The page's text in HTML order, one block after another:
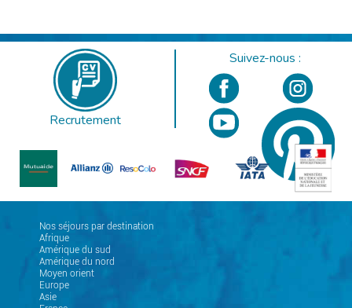
Recrutement
Suivez-nous :
Nos séjours par destination
Afrique
Amérique du sud
Amérique du nord
Moyen orient
Europe
Asie